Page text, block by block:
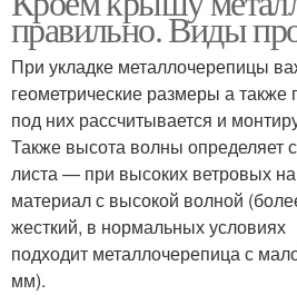
правильно. Виды
При укладке металлочерепицы
геометрические размеры а
под них рассчитывается и
Также высота волны определяет
листа — при высоких ветровых
материал с высокой волной
жесткий, в нормальных условиях
подходит металлочерепица с
мм).